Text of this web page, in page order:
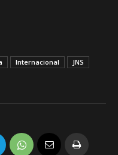
Internacional
JNS